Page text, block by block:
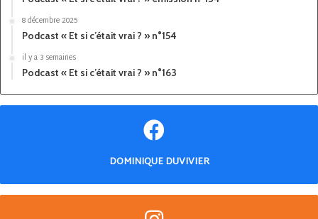
8 décembre 2025
Podcast « Et si c’était vrai ? » n°154
il y a 3 semaines
Podcast « Et si c’était vrai ? » n°163
DOMINIQUE DUVIVIER